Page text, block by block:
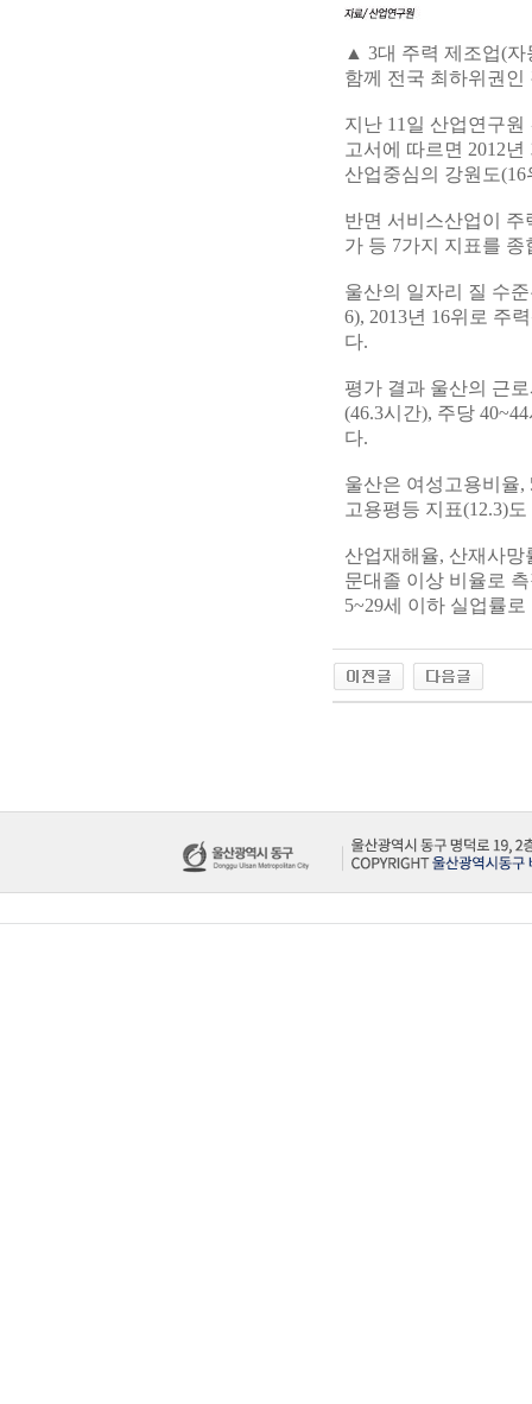
▲ 3대 주력 제조업(자
함께 전국 최하위권인
지난 11일 산업연구
고서에 따르면 2012
산업중심의 강원도
반면 서비스산업이 주
가 등 7가지 지표를
울산의 일자리 질 수준
6), 2013년 16위로 주
다.
평가 결과 울산의 근
(46.3시간), 주당
다.
울산은 여성고용비율,
고용평등 지표(12.3)
산업재해율, 산재사망
문대졸 이상 비율로
5~29세 이하 실업률